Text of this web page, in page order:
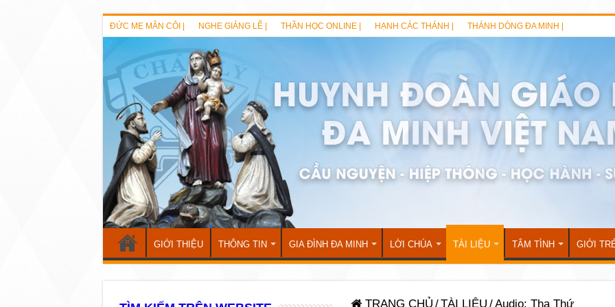
ĐỨC MẸ MÂN CÔI | NGHE GIẢNG LỄ | THẦN HỌC ONLINE | HẠNH CÁC THÁNH | THÁNH DÒNG ĐA MINH |
GIỚI THIỆU THÔNG TIN GIA ĐÌNH ĐA MINH LỜI CHÚA TÀI LIỆU TÂM TÌNH GIỚI
TRANG CHỦ /TÀI LIỆU /Audio: Tha Thứ